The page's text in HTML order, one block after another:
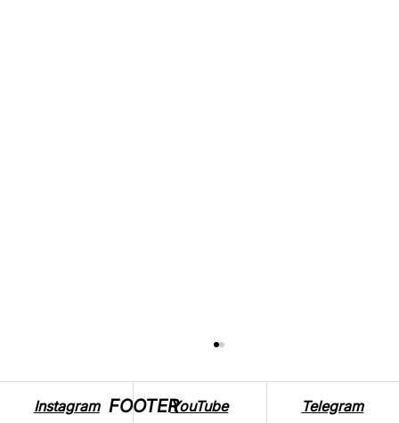
FOOTER
Instagram YouTube Telegram